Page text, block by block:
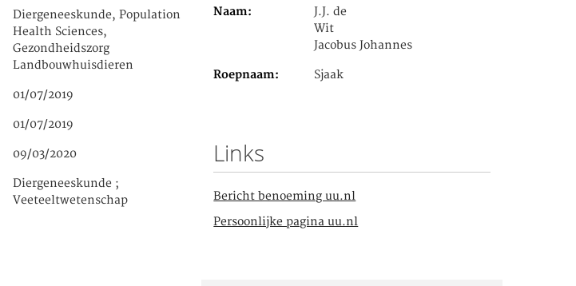
Diergeneeskunde, Population
Health Sciences,
Gezondheidszorg
Landbouwhuisdieren
01/07/2019
01/07/2019
09/03/2020
Diergeneeskunde ;
Veeteeltwetenschap
Naam
J.J. de
Wit
Jacobus Johannes
Roepnaam Sjaak
Links
Bericht benoeming uu.nl
Persoonlijke pagina uu.nl